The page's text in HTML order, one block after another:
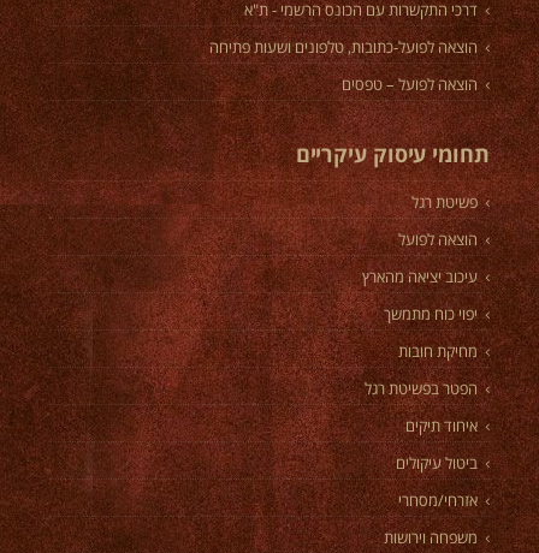
דרכי התקשרות עם הכונס הרשמי - ת"א
הוצאה לפועל-כתובות, טלפונים ושעות פתיחה
הוצאה לפועל – טפסים
תחומי עיסוק עיקריים
פשיטת רגל
הוצאה לפועל
עיכוב יציאה מהארץ
יפוי כוח מתמשך
מחיקת חובות
הפטר בפשיטת רגל
איחוד תיקים
ביטול עיקולים
אזרחי/מסחרי
משפחה וירושות